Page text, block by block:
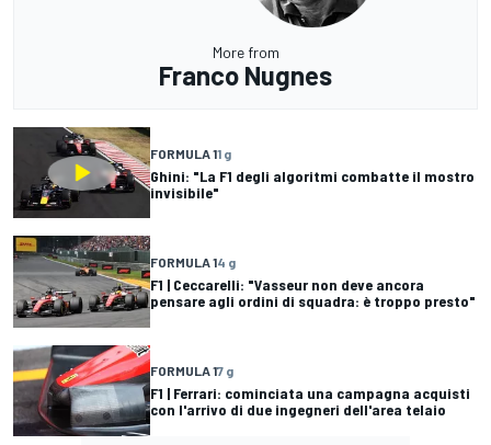
More from
Franco Nugnes
FORMULA 11 g
Ghini: "La F1 degli algoritmi combatte il mostro
invisibile"
FORMULA 14 g
F1 | Ceccarelli: "Vasseur non deve ancora
pensare agli ordini di squadra: è troppo presto"
FORMULA 17 g
F1 | Ferrari: cominciata una campagna acquisti
con l'arrivo di due ingegneri dell'area telaio